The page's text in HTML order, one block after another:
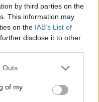
by third parties on the
This information may
on the IAB’s List of
disclose it to other
one or more Google
You may click to
its third-party tags to
Outs
of my